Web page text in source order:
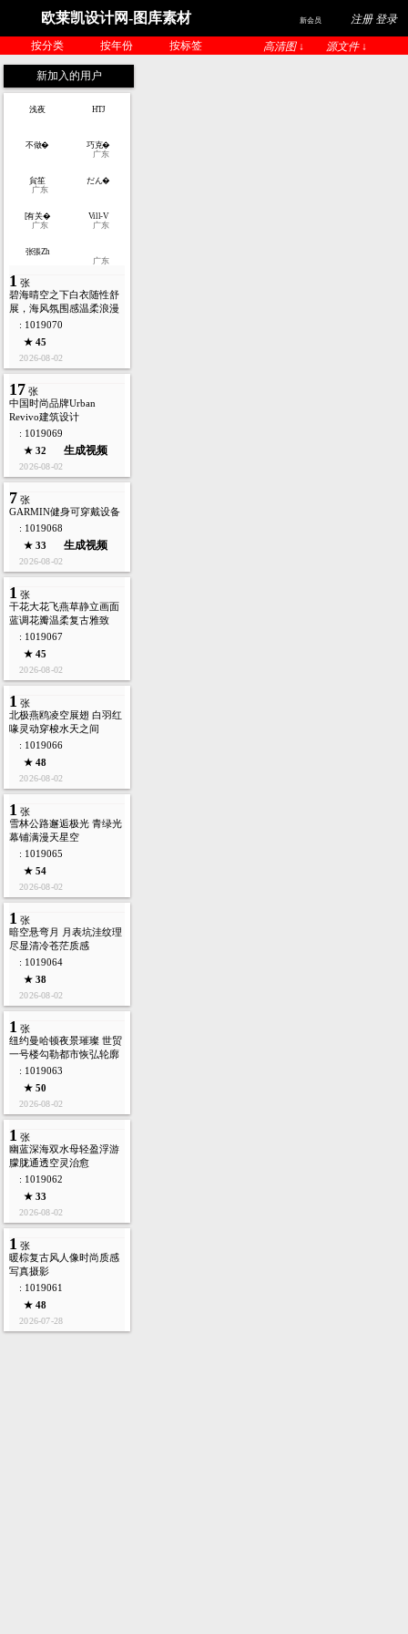
欧莱凯设计网-图库素材 新会员 注册 登录
按分类 按年份 按标签 高清图 ↓ 源文件 ↓
新加入的用户
浅夜 HTJ
不做�
巧克�
广东
貟笙
广东
だん�
[有关�
广东
Vill-V
广东
张張Zh
广东
1 张
碧海晴空之下白衣随性舒
展，海风氛围感温柔浪漫
: 1019070
★ 45
2026-08-02
17 张
中国时尚品牌Urban
Revivo建筑设计
: 1019069
★ 32
生成视频
2026-08-02
7 张
GARMIN健身可穿戴设备
: 1019068
★ 33
生成视频
2026-08-02
1 张
干花大花飞燕草静立画面
蓝调花瓣温柔复古雅致
: 1019067
★ 45
2026-08-02
1 张
北极燕鸥凌空展翅 白羽红
喙灵动穿梭水天之间
: 1019066
★ 48
2026-08-02
1 张
雪林公路邂逅极光 青绿光
幕铺满漫天星空
: 1019065
★ 54
2026-08-02
1 张
暗空悬弯月 月表坑洼纹理
尽显清冷苍茫质感
: 1019064
★ 38
2026-08-02
1 张
纽约曼哈顿夜景璀璨 世贸
一号楼勾勒都市恢弘轮廓
: 1019063
★ 50
2026-08-02
1 张
幽蓝深海双水母轻盈浮游
朦胧通透空灵治愈
: 1019062
★ 33
2026-08-02
1 张
暖棕复古风人像时尚质感
写真摄影
: 1019061
★ 48
2026-07-28